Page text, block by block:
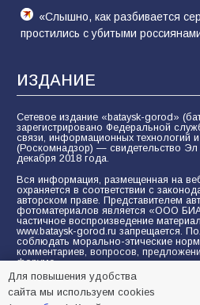
«Слышно, как разбивается
простились с убитыми
ИЗДАНИЕ
Сетевое издание «bataysk-gorod»
зарегистрировано Федеральной
связи, информационных технологий
(Роскомнадзор) — свидетельство
декабря 2018 года.
Вся информация, размещенная на
охраняется в соответствии с
авторском праве. Представителем
фотоматериалов является «ООО
частичное воспроизведение
www.bataysk-gorod.ru запрещается.
соблюдать морально-этические
комментариев, вопросов,
форуме.
Политика конфиденциальности и
Для повышения удобства
сайта мы используем cookies